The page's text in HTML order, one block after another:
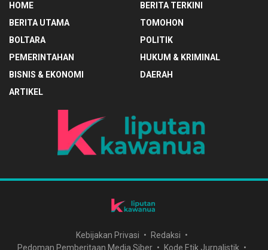
HOME
BERITA TERKINI
BERITA UTAMA
TOMOHON
BOLTARA
POLITIK
PEMERINTAHAN
HUKUM & KRIMINAL
BISNIS & EKONOMI
DAERAH
ARTIKEL
Kebijakan Privasi
Redaksi
Pedoman Pemberitaan Media Siber
Kode Etik Jurnalistik